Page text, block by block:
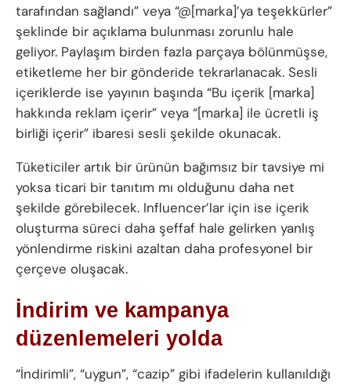
tarafından sağlandı” veya “@[marka]’ya teşekkürler”
şeklinde bir açıklama bulunması zorunlu hale
geliyor. Paylaşım birden fazla parçaya bölünmüşse,
etiketleme her bir gönderide tekrarlanacak. Sesli
içeriklerde ise yayının başında “Bu içerik [marka]
hakkında reklam içerir” veya “[marka] ile ücretli iş
birliği içerir” ibaresi sesli şekilde okunacak.
Tüketiciler artık bir ürünün bağımsız bir tavsiye mi
yoksa ticari bir tanıtım mı olduğunu daha net
şekilde görebilecek. Influencer’lar için ise içerik
oluşturma süreci daha şeffaf hale gelirken yanlış
yönlendirme riskini azaltan daha profesyonel bir
çerçeve oluşacak.
İndirim ve kampanya
düzenlemeleri yolda
“İndirimli”, “uygun”, “cazip” gibi ifadelerin kullanıldığı